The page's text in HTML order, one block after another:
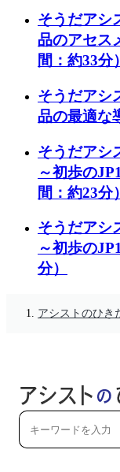
そうだアシ
品のアセス
間：約33分）
そうだアシ
品の最適な
そうだアシ
～初歩の
間：約23分）
そうだアシ
～初歩の
分）
アシストのひき